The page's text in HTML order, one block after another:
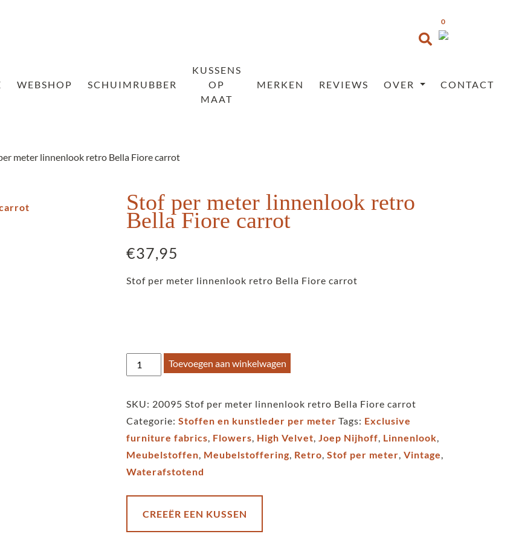
0
WEBSHOP SCHUIMRUBBER
KUSSENS
OP
MAAT
MERKEN REVIEWS OVER CONTACT
meter linnenlook retro Bella Fiore carrot
Stof per meter linnenlook retro
Bella Fiore carrot
€37,95
Stof per meter linnenlook retro Bella Fiore carrot
Stof
per
linnenlook
retro
Bella
Fiore
carrot
aantal
Toevoegen aan winkelwagen
SKU: 20095 Stof per meter linnenlook retro Bella Fiore carrot
Categorie:Stoffen en kunstleder per meter Tags: Exclusive
furniture fabrics, Flowers, High Velvet,Joep Nijhoff, Linnenlook,
Meubelstoffen, Meubelstoffering, Retro,Stof per meter,Vintage,
Waterafstotend
CREEËR EEN KUSSEN